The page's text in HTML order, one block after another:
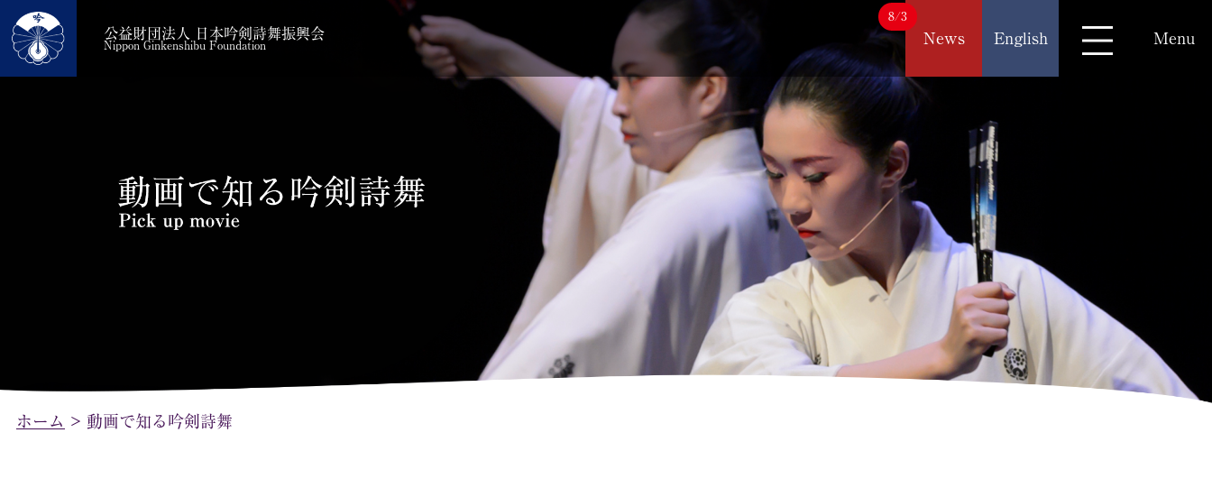
公益財団法人 日本吟剣詩舞振興会
Nippon Ginkenshibu Foundation News
8/3
English Menu
ホーム > 動画で知る吟剣詩舞